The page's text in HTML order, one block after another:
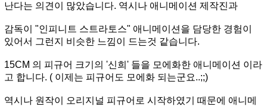
난다는 의견이 많았습니다. 역시나 애니메이션 제작진과
감독이 "인피니트 스트라토스" 애니메이션을 담당한 경험이
있어서 그런지 비슷한 느낌이 드는것 같습니다.
15CM 의 피규어 크기의 '신희' 들을 모에화한 애니메이션 이라
고 합니다. ( 이제는 피규어도 모에화 되는군요..;;)
역시나 원작이 오리지널 피규어로 시작하였기 때문에 애니메